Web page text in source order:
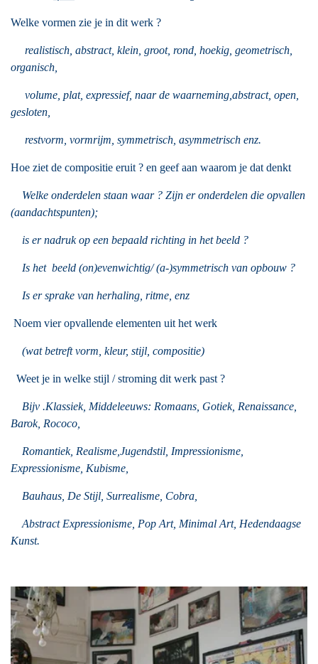
Welke vormen zie je in dit werk ?
realistisch, abstract, klein, groot, rond, hoekig, geometrisch,
organisch,
volume, plat, expressief, naar de waarneming, abstract, open,
gesloten,
restvorm, vormrijm, symmetrisch, asymmetrisch enz.
Hoe ziet de compositie eruit ? en geef aan waarom je dat denkt
Welke onderdelen staan waar ? Zijn er onderdelen die opvallen
(aandachtspunten);
is er nadruk op een bepaald richting in het beeld ?
Is het beeld (on)evenwichtig/ (a-)symmetrisch van opbouw ?
Is er sprake van herhaling, ritme, enz
Noem vier opvallende elementen uit het werk
(wat betreft vorm, kleur, stijl, compositie)
Weet je in welke stijl / stroming dit werk past ?
Bijv .Klassiek, Middeleeuws: Romaans, Gotiek, Renaissance,
Barok, Rococo,
Romantiek, Realisme, Jugendstil, Impressionisme,
Expressionisme, Kubisme,
Bauhaus, De Stijl, Surrealisme, Cobra,
Abstract Expressionisme, Pop Art, Minimal Art, Hedendaagse
Kunst.